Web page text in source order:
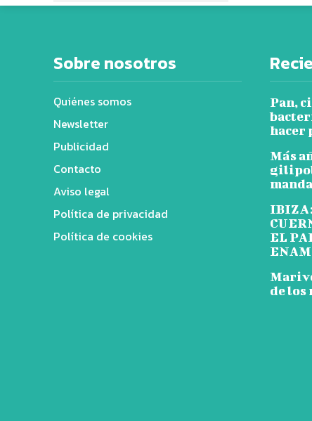
Sobre nosotros
Quiénes somos
Newsletter
Publicidad
Contacto
Aviso legal
Política de privacidad
Política de cookies
Pan,
hacer
Más
IBIZA:
EL
de los